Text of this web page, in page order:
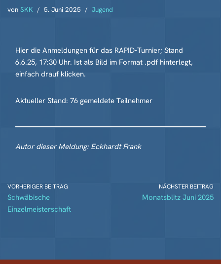
von SKK 5. Juni 2025 Jugend
Hier die Anmeldungen für das RAPID-Turnier; Stand
6.6.25, 17:30 Uhr. Ist als Bild im Format .pdf hinterlegt,
einfach drauf klicken.
Aktueller Stand: 76 gemeldete Teilnehmer
Autor dieser Meldung: Eckhardt Frank
VORHERIGER BEITRAG
Schwäbische
Einzelmeisterschaft
NÄCHSTER BEITRAG
Monatsblitz Juni 2025